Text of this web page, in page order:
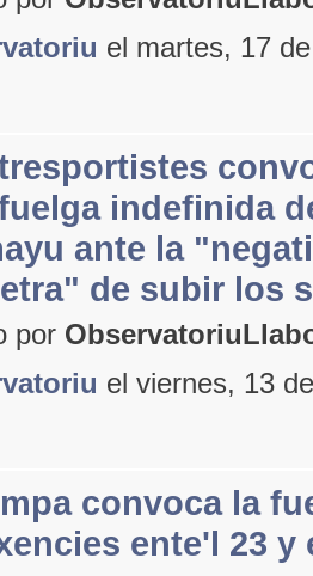
el martes, 17
indefinida
ante la
de subir los
por
el viernes, 13
convoca la
ente'l 23 y